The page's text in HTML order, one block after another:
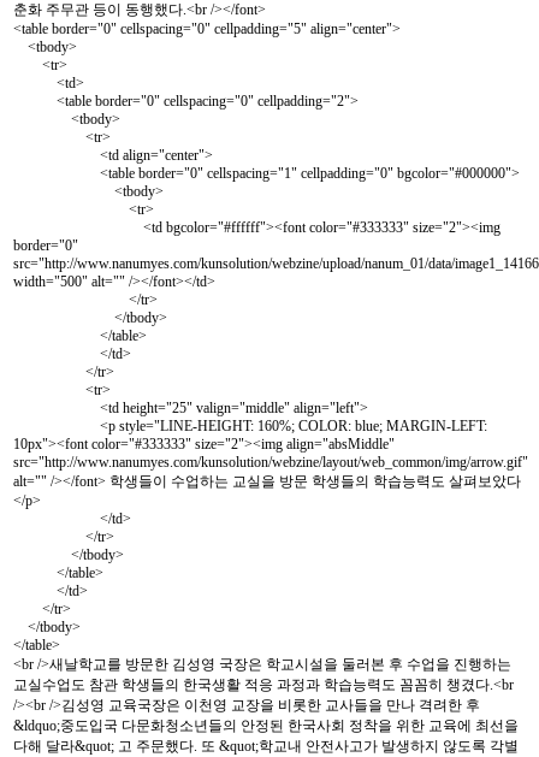
춘화 주무관 등이 동행했다.<br /></font>
<table border="0" cellspacing="0" cellpadding="5" align="center">
<tbody>
<tr>
<td>
<table border="0" cellspacing="0" cellpadding="2">
<tbody>
<tr>
<td align="center">
<table border="0" cellspacing="1" cellpadding="0" bgcolor="#000000">
<tbody>
<tr>
<td bgcolor="#ffffff"><font color="#333333" size="2"><img
border="0"
src="http://www.nanumyes.com/kunsolution/webzine/upload/nanum_01/data/
width="500" alt="" /></font></td>
</tr>
</tbody>
</table>
</td>
</tr>
<tr>
<td height="25" valign="middle" align="left">
<p style="LINE-HEIGHT: 160%; COLOR: blue; MARGIN-LEFT:
10px"><font color="#333333" size="2"><img align="absMiddle"
src="http://www.nanumyes.com/kunsolution/webzine/layout/web_common/img/arrow.gif"
alt="" /></font> 학생들이 수업하는 교실을 방문 학생들의 학습능력도 살펴보았다
</p>
</td>
</tr>
</tbody>
</table>
</td>
</tr>
</tbody>
</table>
<br />새날학교를 방문한 김성영 국장은 학교시설을 둘러본 후 수업을 진행하는
교실수업도 참관 학생들의 한국생활 적응 과정과 학습능력도 꼼꼼히 챙겼다.<br
/><br />김성영 교육국장은 이천영 교장을 비롯한 교사들을 만나 격려한 후
&ldquo;중도입국 다문화청소년들의 안정된 한국사회 정착을 위한 교육에 최선을
다해 달라&quot; 고 주문했다. 또 &quot;학교내 안전사고가 발생하지 않도록 각별